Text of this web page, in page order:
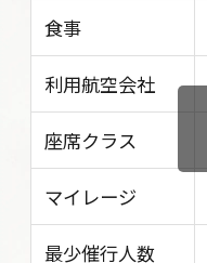
食事
利用航空会社
座席クラス
マイレージ
最少催行人数